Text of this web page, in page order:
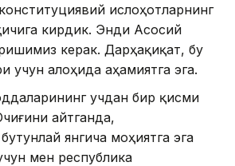
ислоҳотларнинг
кирдик. Энди Асосий
керак. Дарҳақиқат, бу
учун алоҳида аҳамиятга эга.
учдан бир қисми
айтганда,
янгича моҳиятга эга
мен республика